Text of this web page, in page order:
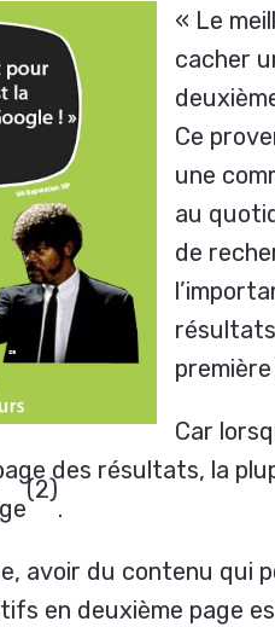
« Le
cacher
Ce
une
au
de
Car
des résultats, la
(2)
.
avoir du contenu qui
en deuxième page